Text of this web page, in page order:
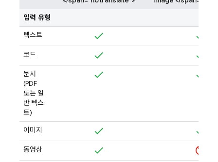
입력 유형
텍스트
코드
문서
(PDF
또는 일
반 텍스
트)
이미지
동영상